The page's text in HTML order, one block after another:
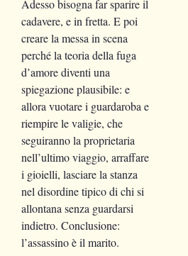
Adesso bisogna far sparire il
cadavere, e in fretta. E poi
creare la messa in scena
perché la teoria della fuga
d’amore diventi una
spiegazione plausibile: e
allora vuotare i guardaroba e
riempire le valigie, che
seguiranno la proprietaria
nell’ultimo viaggio, arraffare
i gioielli, lasciare la stanza
nel disordine tipico di chi si
allontana senza guardarsi
indietro. Conclusione:
l’assassino è il marito.